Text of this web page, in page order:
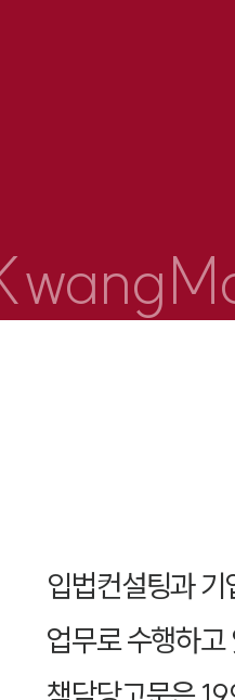
입법컨설팅과
업무로 수행하고